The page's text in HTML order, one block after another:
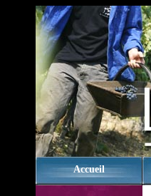
Accueil